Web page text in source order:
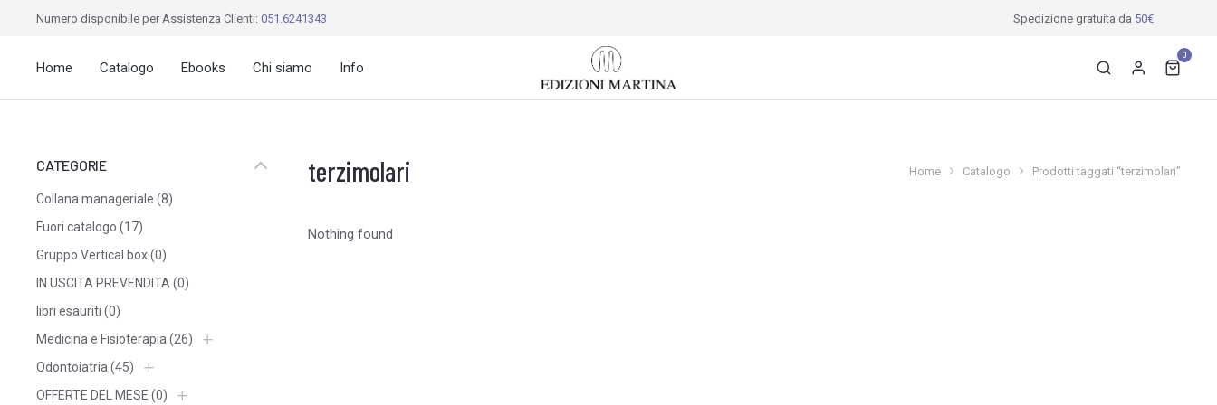
Numero disponibile per Assistenza Clienti: 051.6241343 Spedizione gratuita da 50€
Home Catalogo Ebooks Chi siamo Info
0
CATEGORIE
Collana manageriale (8)
Fuori catalogo (17)
Gruppo Vertical box(0)
IN USCITA PREVENDITA (0)
libri esauriti (0)
Medicina e Fisioterapia (26)
Odontoiatria (45)
OFFERTE DEL MESE (0)
terzimolari Home Catalogo Prodotti taggati “terzimolari”
Nothing found